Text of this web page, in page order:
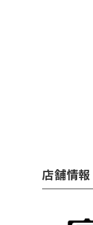
店舗情報